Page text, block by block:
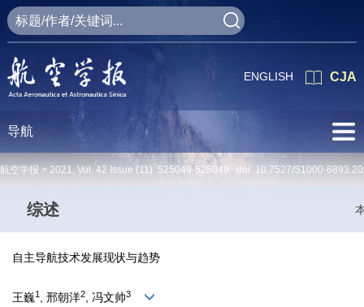
CJA
ENGLISH
导航
航空学报 > 2021, Vol. 42 Issue (11): 525049-525049 doi: 10.7527/S1000-
综述
自主导航技术发展现状与趋势
王巍1 , 邢朝洋2, 冯文帅3